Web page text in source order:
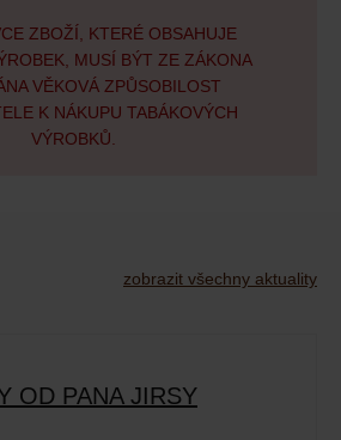
ZBOŽÍ, KTERÉ OBSAHUJE
MUSÍ BÝT ZE ZÁKONA
VĚKOVÁ ZPŮSOBILOST
K NÁKUPU TABÁKOVÝCH
VÝROBKŮ.
zobrazit všechny aktuality
OD PANA JIRSY